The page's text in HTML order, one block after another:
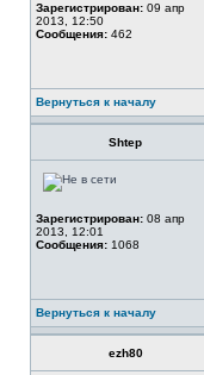
Зарегистрирован: 09 апр
2013, 12:50
Сообщения: 462
Вернуться к началу
Shtep
Зарегистрирован: 08 апр
2013, 12:01
Сообщения: 1068
Вернуться к началу
ezh80